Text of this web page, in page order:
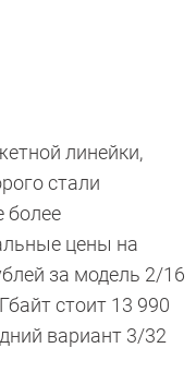
линейки,
стали
более
цены на
за модель 2/16
стоит 13 990
вариант 3/32